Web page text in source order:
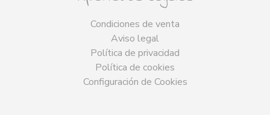
Condiciones de venta
Aviso legal
Política de privacidad
Política de cookies
Configuración de Cookies